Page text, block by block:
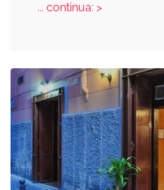
... continua: >